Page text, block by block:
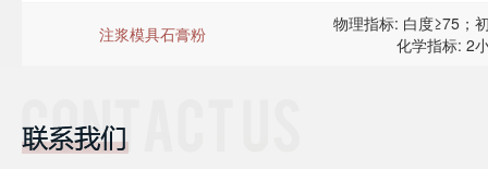
注浆模具石膏粉
物理指标: 白度≥75；
化学指标: 2